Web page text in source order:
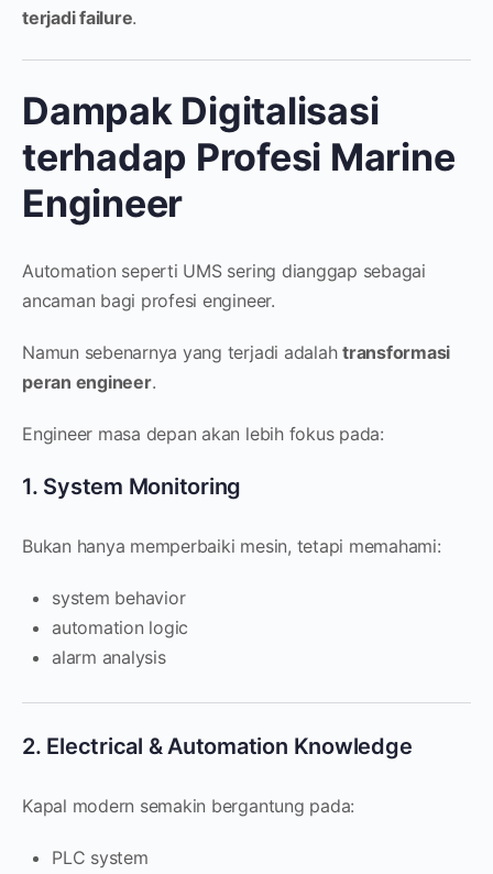
terjadi failure.
Dampak Digitalisasi
terhadap Profesi Marine
Engineer
Automation seperti UMS sering dianggap sebagai
ancaman bagi profesi engineer.
Namun sebenarnya yang terjadi adalahtransformasi
peran engineer.
Engineer masa depan akan lebih fokus pada:
1. System Monitoring
Bukan hanya memperbaiki mesin, tetapi memahami:
system behavior
automation logic
alarm analysis
2. Electrical & Automation Knowledge
Kapal modern semakin bergantung pada:
PLC system